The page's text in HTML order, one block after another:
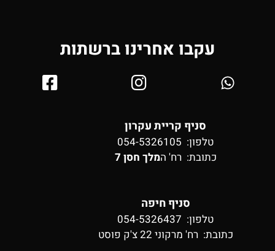
עקבו אחרינו ברשתות
סניף קריית עקרון
טלפון: 054-5326105
כתובת: רח' המלך חסן 7
סניף חיפה
טלפון: 054-5326437
כתובת: רח' מרקוני 22 צ'ק פוסט